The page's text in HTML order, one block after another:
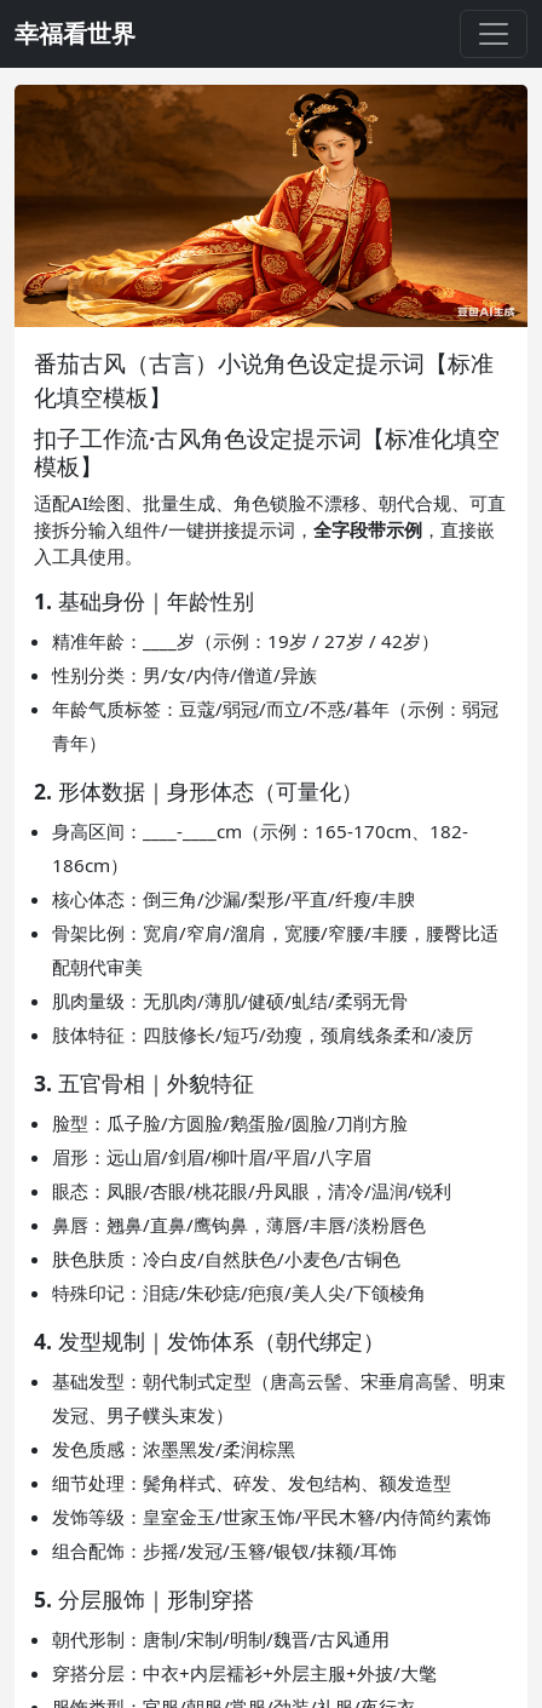
幸福看世界
番茄古风（古言）小说角色设定提示词【标准
化填空模板】
扣子工作流·古风角色设定提示词【标准化填空
模板】
适配AI绘图、批量生成、角色锁脸不漂移、朝代合规、可直
接拆分输入组件/一键拼接提示词， 全字段带示例 ，直接嵌
入工具使用。
1. 基础身份｜年龄性别
精准年龄：____岁（示例：19岁 / 27岁 / 42岁）
性别分类：男/女/内侍/僧道/异族
年龄气质标签：豆蔻/弱冠/而立/不惑/暮年（示例：弱冠
青年）
2. 形体数据｜身形体态（可量化）
身高区间：____-____cm（示例：165-170cm、182-
186cm）
核心体态：倒三角/沙漏/梨形/平直/纤瘦/丰腴
骨架比例：宽肩/窄肩/溜肩，宽腰/窄腰/丰腰，腰臀比适
配朝代审美
肌肉量级：无肌肉/薄肌/健硕/虬结/柔弱无骨
肢体特征：四肢修长/短巧/劲瘦，颈肩线条柔和/凌厉
3. 五官骨相｜外貌特征
脸型：瓜子脸/方圆脸/鹅蛋脸/圆脸/刀削方脸
眉形：远山眉/剑眉/柳叶眉/平眉/八字眉
眼态：凤眼/杏眼/桃花眼/丹凤眼，清冷/温润/锐利
鼻唇：翘鼻/直鼻/鹰钩鼻，薄唇/丰唇/淡粉唇色
肤色肤质：冷白皮/自然肤色/小麦色/古铜色
特殊印记：泪痣/朱砂痣/疤痕/美人尖/下颌棱角
4. 发型规制｜发饰体系（朝代绑定）
基础发型：朝代制式定型（唐高云髻、宋垂肩高髻、明束
发冠、男子幞头束发）
发色质感：浓墨黑发/柔润棕黑
细节处理：鬓角样式、碎发、发包结构、额发造型
发饰等级：皇室金玉/世家玉饰/平民木簪/内侍简约素饰
组合配饰：步摇/发冠/玉簪/银钗/抹额/耳饰
5. 分层服饰｜形制穿搭
朝代形制：唐制/宋制/明制/魏晋/古风通用
穿搭分层：中衣+内层襦衫+外层主服+外披/大氅